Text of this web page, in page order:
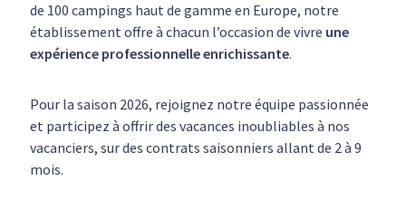
de 100 campings haut de gamme en Europe, notre
établissement offre à chacun l’occasion de vivre une
expérience professionnelle enrichissante.
Pour la saison 2026, rejoignez notre équipe passionnée
et participez à offrir des vacances inoubliables à nos
vacanciers, sur des contrats saisonniers allant de 2 à 9
mois.